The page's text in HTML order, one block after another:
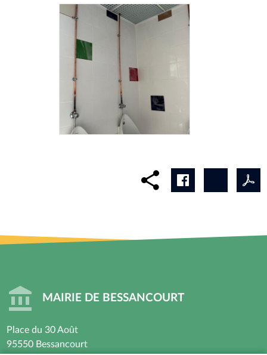
MAIRIE DE BESSANCOURT
Place du 30 Août
95550 Bessancourt